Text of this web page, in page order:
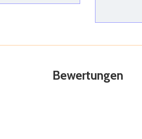
Bewertungen